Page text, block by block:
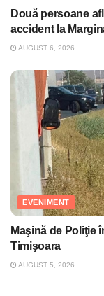
Două persoane
accident la
AUGUST 6, 2026
EVENIMENT
Maşină de Poliţie
Timişoara
AUGUST 5, 2026